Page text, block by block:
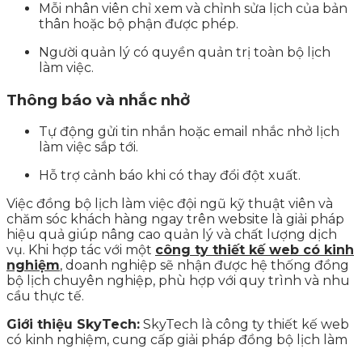
Mỗi nhân viên chỉ xem và chỉnh sửa lịch của bản
thân hoặc bộ phận được phép.
Người quản lý có quyền quản trị toàn bộ lịch
làm việc.
Thông báo và nhắc nhở
Tự động gửi tin nhắn hoặc email nhắc nhở lịch
làm việc sắp tới.
Hỗ trợ cảnh báo khi có thay đổi đột xuất.
Việc đồng bộ lịch làm việc đội ngũ kỹ thuật viên và
chăm sóc khách hàng ngay trên website là giải pháp
hiệu quả giúp nâng cao quản lý và chất lượng dịch
vụ. Khi hợp tác với một công ty thiết kế web có kinh
nghiệm, doanh nghiệp sẽ nhận được hệ thống đồng
bộ lịch chuyên nghiệp, phù hợp với quy trình và nhu
cầu thực tế.
Giới thiệu SkyTech: SkyTech là công ty thiết kế web
có kinh nghiệm, cung cấp giải pháp đồng bộ lịch làm